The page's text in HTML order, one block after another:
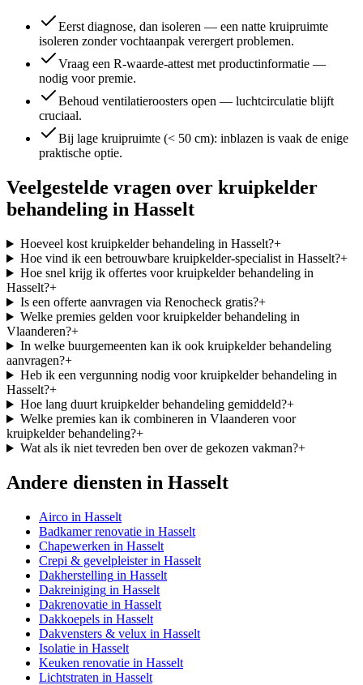
Eerst diagnose, dan isoleren — een natte kruipruimte
isoleren zonder vochtaanpak verergert problemen.
Vraag een R-waarde-attest met productinformatie —
nodig voor premie.
Behoud ventilatieroosters open — luchtcirculatie blijft
cruciaal.
Bij lage kruipruimte (< 50 cm): inblazen is vaak de enige
praktische optie.
Veelgestelde vragen over kruipkelder
behandeling in Hasselt
Hoeveel kost kruipkelder behandeling in Hasselt?+
Hoe vind ik een betrouwbare kruipkelder-specialist in Hasselt?+
Hoe snel krijg ik offertes voor kruipkelder behandeling in
Hasselt?+
Is een offerte aanvragen via Renocheck gratis?+
Welke premies gelden voor kruipkelder behandeling in
Vlaanderen?+
In welke buurgemeenten kan ik ook kruipkelder behandeling
aanvragen?+
Heb ik een vergunning nodig voor kruipkelder behandeling in
Hasselt?+
Hoe lang duurt kruipkelder behandeling gemiddeld?+
Welke premies kan ik combineren in Vlaanderen voor
kruipkelder behandeling?+
Wat als ik niet tevreden ben over de gekozen vakman?+
Andere diensten in Hasselt
Airco in Hasselt
Badkamer renovatie in Hasselt
Chapewerken in Hasselt
Crepi & gevelpleisterin Hasselt
Dakherstelling in Hasselt
Dakreiniging in Hasselt
Dakrenovatie in Hasselt
Dakkoepels in Hasselt
Dakvensters & velux in Hasselt
Isolatie in Hasselt
Keuken renovatie in Hasselt
Lichtstraten in Hasselt